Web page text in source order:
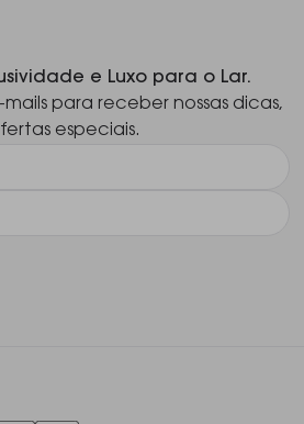
e Luxo para o Lar.
para receber nossas dicas,
especiais.